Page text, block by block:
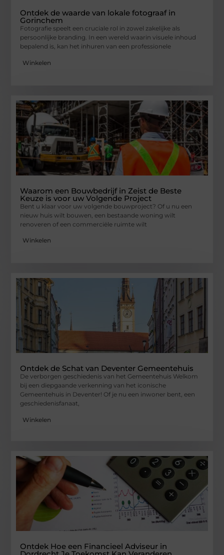
Ontdek de waarde van lokale fotograaf in
Gorinchem
Fotografie speelt een cruciale rol in zowel zakelijke als
persoonlijke branding. In een wereld waarin visuele inhoud
bepalend is, kan het inhuren van een professionele
Winkelen
Waarom een Bouwbedrijf in Zeist de Beste
Keuze is voor uw Volgende Project
Bent u klaar voor uw volgende bouwproject? Of u nu een
nieuw huis wilt bouwen, een bestaande woning wilt
renoveren of een commerciële ruimte wilt
Winkelen
Ontdek de Schat van Deventer Gemeentehuis
De verborgen geschiedenis van het Gemeentehuis Welkom
bij een diepgaande verkenning van het iconische
Gemeentehuis in Deventer! Of je nu een inwoner bent, een
geschiedenisfanaat,
Winkelen
Ontdek Hoe een Financieel Adviseur in